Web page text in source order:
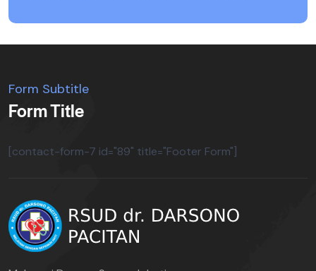
Form Subtitle
Form Title
[contact-form-7 id="89" title="Footer Form"]